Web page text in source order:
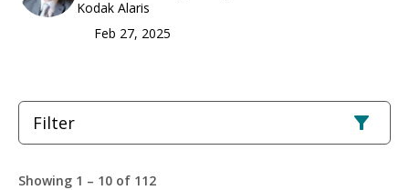
Kodak Alaris
Feb 27, 2025
Filter
Showing 1 – 10 of 112